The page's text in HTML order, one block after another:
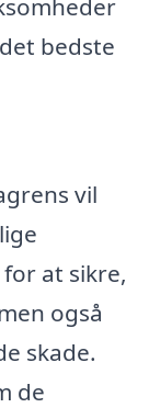
bedste
vil
at sikre,
også
skade.
de